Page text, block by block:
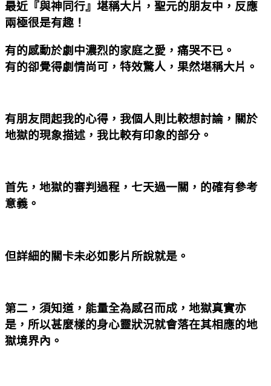
最近『與神同行』堪稱大片，聖元的朋友中，反應
兩極很是有趣！
有的感動於劇中濃烈的家庭之愛，痛哭不已。
有的卻覺得劇情尚可，特效驚人，果然堪稱大片。
有朋友問起我的心得，我個人則比較想討論，關於
地獄的現象描述，我比較有印象的部分。
首先，地獄的審判過程，七天過一關，的確有參考
意義。
但詳細的關卡未必如影片所說就是。
第二，須知道，能量全為感召而成，地獄真實亦
是，所以甚麼樣的身心靈狀況就會落在其相應的地
獄境界內。